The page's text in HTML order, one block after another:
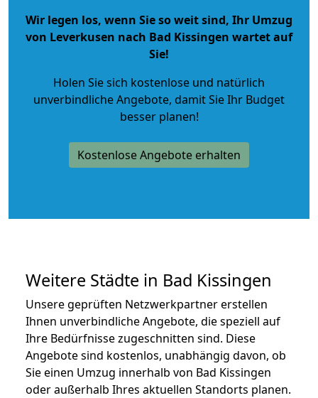
Wir legen los, wenn Sie so weit sind, Ihr Umzug
von Leverkusen nach Bad Kissingen wartet auf
Sie!
Holen Sie sich kostenlose und natürlich
unverbindliche Angebote, damit Sie Ihr Budget
besser planen!
Kostenlose Angebote erhalten
Weitere Städte in Bad Kissingen
Unsere geprüften Netzwerkpartner erstellen
Ihnen unverbindliche Angebote, die speziell auf
Ihre Bedürfnisse zugeschnitten sind. Diese
Angebote sind kostenlos, unabhängig davon, ob
Sie einen Umzug innerhalb von Bad Kissingen
oder außerhalb Ihres aktuellen Standorts planen.